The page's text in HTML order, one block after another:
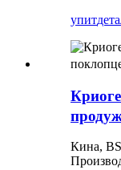
упит
Кина,